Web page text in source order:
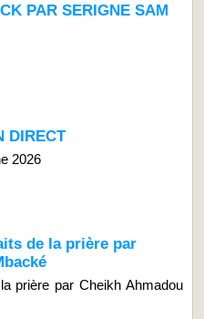
PAR SERIGNE SAM
DIRECT
2026
de la prière par
prière par Cheikh Ahmadou